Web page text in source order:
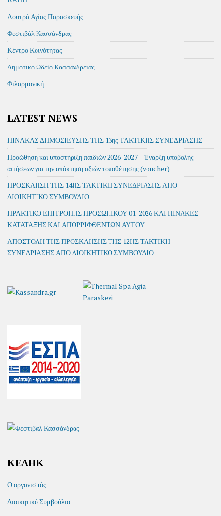
Λουτρά Αγίας Παρασκευής
Φεστιβάλ Κασσάνδρας
Κέντρο Κοινότητας
Δημοτικό Ωδείο Κασσάνδρειας
Φιλαρμονική
LATEST NEWS
ΠΙΝΑΚΑΣ ΔΗΜΟΣΙΕΥΣΗΣ ΤΗΣ 13ης ΤΑΚΤΙΚΗΣ ΣΥΝΕΔΡΙΑΣΗΣ
Προώθηση και υποστήριξη παιδιών 2026-2027 – Έναρξη υποβολής
αιτήσεων για την απόκτηση αξιών τοποθέτησης (voucher)
ΠΡΟΣΚΛΗΣΗ ΤΗΣ 14ΗΣ ΤΑΚΤΙΚΗ ΣΥΝΕΔΡΙΑΣΗΣ ΑΠΟ
ΔΙΟΙΚΗΤΙΚΟ ΣΥΜΒΟΥΛΙΟ
ΠΡΑΚΤΙΚΟ ΕΠΙΤΡΟΠΗΣ ΠΡΟΣΩΠΙΚΟΥ 01-2026 ΚΑΙ ΠΙΝΑΚΕΣ
ΚΑΤΑΤΑΞΗΣ ΚΑΙ ΑΠΟΡΡΙΦΘΕΝΤΩΝ ΑΥΤΟΥ
ΑΠΟΣΤΟΛΗ ΤΗΣ ΠΡΟΣΚΛΗΣΗΣ ΤΗΣ 12ΗΣ ΤΑΚΤΙΚΗ
ΣΥΝΕΔΡΙΑΣΗΣ ΑΠΟ ΔΙΟΙΚΗΤΙΚΟ ΣΥΜΒΟΥΛΙΟ
ΚΕΔΗΚ
Ο οργανισμός
Διοικητικό Συμβούλιο